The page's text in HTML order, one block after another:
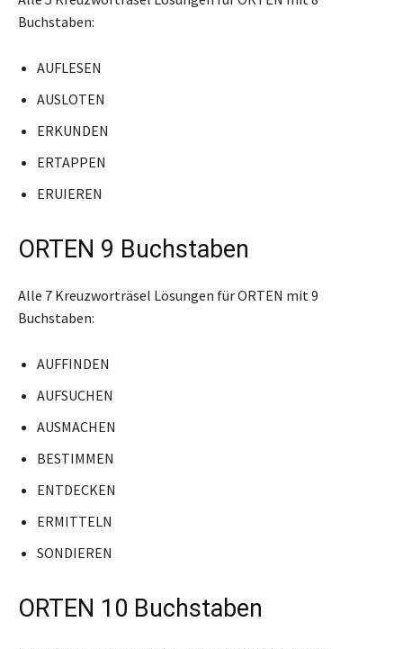
Buchstaben:
AUFLESEN
AUSLOTEN
ERKUNDEN
ERTAPPEN
ERUIEREN
ORTEN 9 Buchstaben
Alle 7 Kreuzworträsel Lösungen für ORTEN mit 9
Buchstaben:
AUFFINDEN
AUFSUCHEN
AUSMACHEN
BESTIMMEN
ENTDECKEN
ERMITTELN
SONDIEREN
ORTEN 10 Buchstaben